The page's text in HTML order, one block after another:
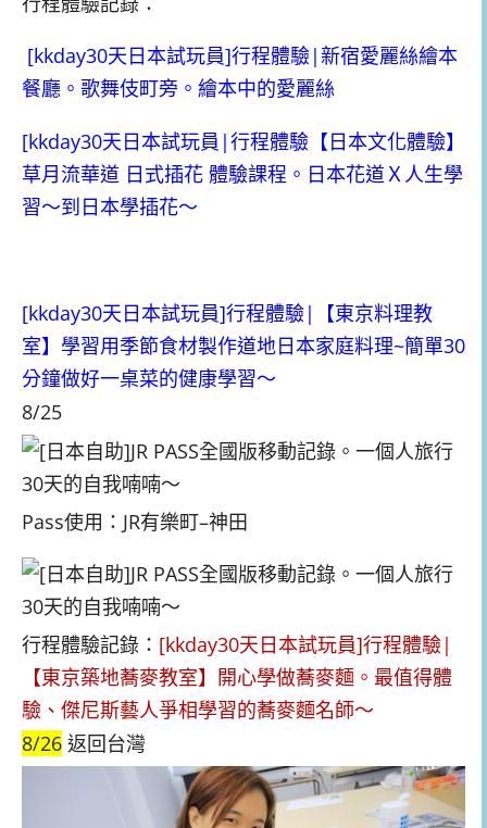
[kkday30天日本試玩員]行程體驗|新宿愛麗絲繪本
餐廳。歌舞伎町旁。繪本中的愛麗絲
[kkday30天日本試玩員|行程體驗【日本文化體驗】
草月流華道 日式插花 體驗課程。日本花道Ｘ人生學
習～到日本學插花～
[kkday30天日本試玩員]行程體驗|【東京料理教
室】學習用季節食材製作道地日本家庭料理~簡單30
分鐘做好一桌菜的健康學習～
8/25
Pass使用：JR有樂町–神田
行程體驗記錄： [kkday30天日本試玩員]行程體驗|
【東京築地蕎麥教室】開心學做蕎麥麵。最值得體
驗、傑尼斯藝人爭相學習的蕎麥麵名師～
8/26 返回台灣